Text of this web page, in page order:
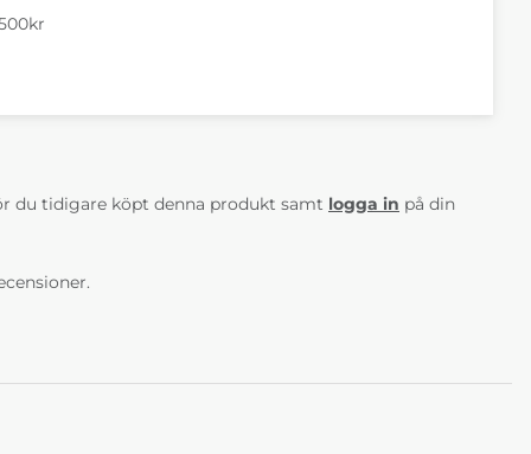
5 ANTAL BETYG 0
du tidigare köpt denna produkt samt logga in på din